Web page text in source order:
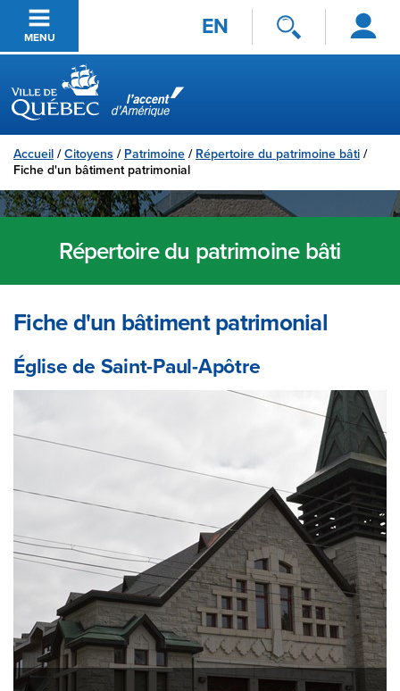
Passer au contenu principal
MENU EN
Se
connecter
Ville de Québec
Accueil /Citoyens / Patrimoine / Répertoire du patrimoine bâti /
Fiche d'un bâtiment patrimonial
Répertoire du patrimoine bâti
Fiche d'un bâtiment patrimonial
Église de Saint-Paul-Apôtre